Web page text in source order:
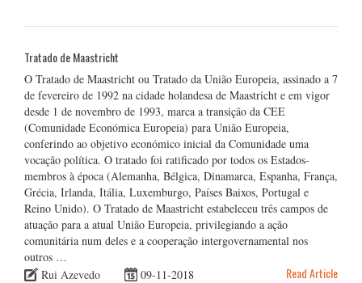
Tratado de Maastricht
O Tratado de Maastricht ou Tratado da União Europeia, assinado a 7
de fevereiro de 1992 na cidade holandesa de Maastricht e em vigor
desde 1 de novembro de 1993, marca a transição da CEE
(Comunidade Económica Europeia) para União Europeia,
conferindo ao objetivo económico inicial da Comunidade uma
vocação política. O tratado foi ratificado por todos os Estados-
membros à época (Alemanha, Bélgica, Dinamarca, Espanha, França,
Grécia, Irlanda, Itália, Luxemburgo, Países Baixos, Portugal e
Reino Unido). O Tratado de Maastricht estabeleceu três campos de
atuação para a atual União Europeia, privilegiando a ação
comunitária num deles e a cooperação intergovernamental nos
outros …
Rui Azevedo
09-11-2018 Read Article